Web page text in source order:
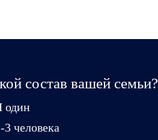
состав вашей семьи?
один
3 человека